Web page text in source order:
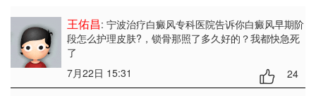
王佑昌: 宁波治疗白癜风专科医院告诉你白癜风早期阶
段怎么护理皮肤? ，锁骨那照了多久好的？我都快急死
了
7月22日 15:31
24